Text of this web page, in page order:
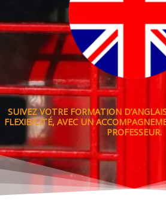
SUIVEZ VOTRE FORMATION
FLEXIBILITÉ, AVEC UN
PROFESSEUR.